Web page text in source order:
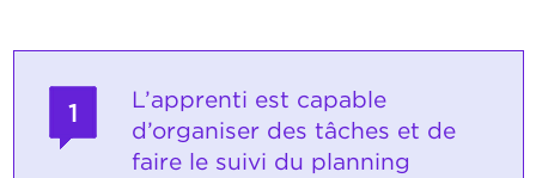
1
L’apprenti est capable
d’organiser des tâches et de
faire le suivi du planning